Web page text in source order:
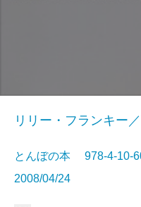
リリー・フランキー
とんぼの本 978-4-
2008/04/24